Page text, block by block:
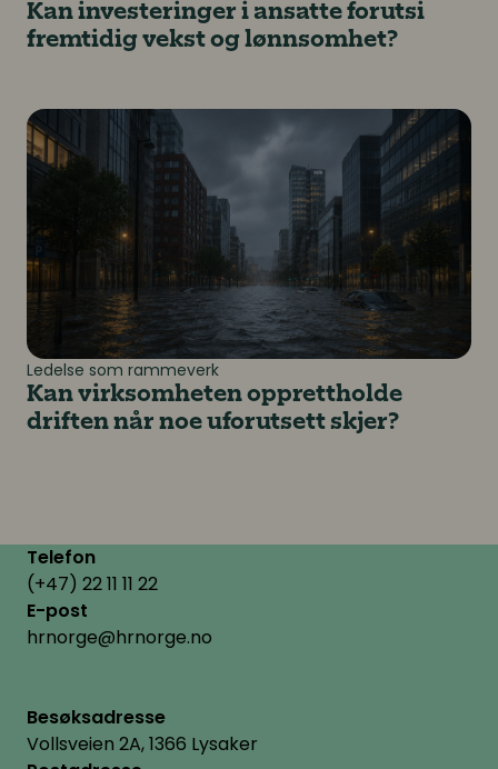
Kan investeringer i ansatte forutsi
fremtidig vekst og lønnsomhet?
Ledelse som rammeverk
Kan virksomheten opprettholde
driften når noe uforutsett skjer?
Kan virksomheten opprettholde driften når noe
Telefon
(+47) 22 11 11 22
E-post
hrnorge@hrnorge.no
Besøksadresse
Vollsveien 2A, 1366 Lysaker